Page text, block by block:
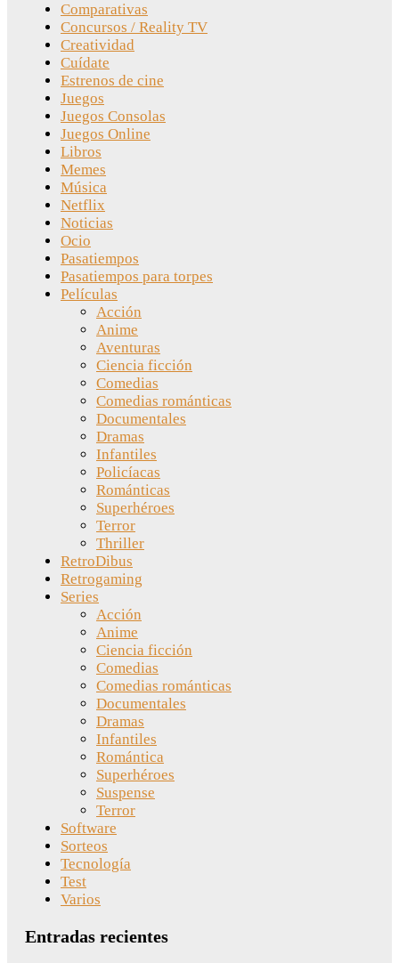
Comparativas
Concursos / Reality TV
Creatividad
Cuídate
Estrenos de cine
Juegos
Juegos Consolas
Juegos Online
Libros
Memes
Música
Netflix
Noticias
Ocio
Pasatiempos
Pasatiempos para torpes
Películas
Acción
Anime
Aventuras
Ciencia ficción
Comedias
Comedias románticas
Documentales
Dramas
Infantiles
Policíacas
Románticas
Superhéroes
Terror
Thriller
RetroDibus
Retrogaming
Series
Acción
Anime
Ciencia ficción
Comedias
Comedias románticas
Documentales
Dramas
Infantiles
Romántica
Superhéroes
Suspense
Terror
Software
Sorteos
Tecnología
Test
Varios
Entradas recientes